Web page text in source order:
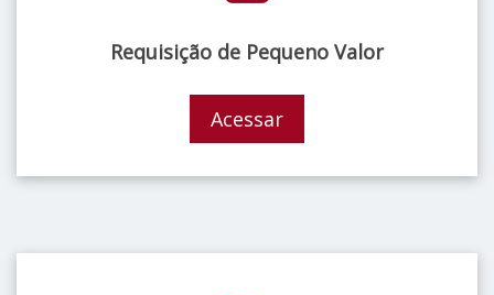
Requisição de Pequeno Valor
Acessar